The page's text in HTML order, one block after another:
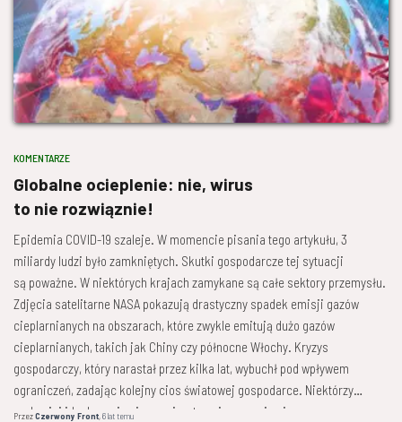
KOMENTARZE
Globalne ocieplenie: nie, wirus
to nie rozwiąznie!
Epidemia COVID-19 szaleje. W momencie pisania tego artykułu, 3
miliardy ludzi było zamkniętych. Skutki gospodarcze tej sytuacji
są poważne. W niektórych krajach zamykane są całe sektory przemysłu.
Zdjęcia satelitarne NASA pokazują drastyczny spadek emisji gazów
cieplarnianych na obszarach, które zwykle emitują dużo gazów
cieplarnianych, takich jak Chiny czy północne Włochy. Kryzys
gospodarczy, który narastał przez kilka lat, wybuchł pod wpływem
ograniczeń, zadając kolejny cios światowej gospodarce. Niektórzy
reakcyjni ideologowie cieszą się z tego i posuwają się
PrzezCzerwony Front,6 lattemu